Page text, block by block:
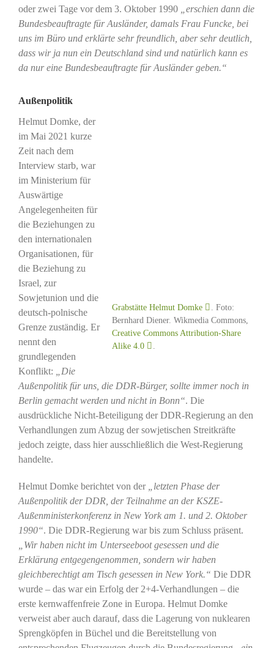
oder zwei Tage vor dem 3. Oktober 1990
„erschien dann die
Bundesbeauftragte für Ausländer, damals Frau Funcke, bei
uns im Büro und erklärte sehr freundlich, aber sehr deutlich,
dass wir ja nun ein Deutschland sind und natürlich kann es
da nur eine Bundesbeauftragte für Ausländer geben.“
Außenpolitik
Grabstätte Helmut Domke
. Foto:
Bernhard Diener. Wikmedia Commons,
Creative Commons Attribution-Share
Alike 4.0
Helmut Domke, der
im Mai 2021 kurze
Zeit nach dem
Interview starb, war
im Ministerium für
Auswärtige
Angelegenheiten für
die Beziehungen zu
den internationalen
Organisationen, für
die Beziehung zu
Israel, zur
Sowjetunion und die
deutsch-polnische
Grenze zuständig. Er
nennt den
grundlegenden
Konflikt:
„Die
Außenpolitik für uns, die DDR-Bürger, sollte immer noch in
Berlin gemacht werden und nicht in Bonn“. Die
ausdrückliche Nicht-Beteiligung der DDR-Regierung an den
Verhandlungen zum Abzug der sowjetischen Streitkräfte
jedoch zeigte, dass hier ausschließlich die West-Regierung
handelte.
Helmut Domke berichtet von der
„letzten Phase der
Außenpolitik der DDR, der Teilnahme an der KSZE-
Außenministerkonferenz in New York am 1. und 2. Oktober
1990“. Die DDR-Regierung war bis zum Schluss präsent.
„Wir haben nicht im Unterseeboot gesessen und die
Erklärung entgegengenommen, sondern wir haben
gleichberechtigt am Tisch gesessen in New York.“ Die DDR
wurde – das war ein Erfolg der 2+4-Verhandlungen – die
erste kernwaffenfreie Zone in Europa. Helmut Domke
verweist aber auch darauf, dass die Lagerung von nuklearen
Sprengköpfen in Büchel und die Bereitstellung von